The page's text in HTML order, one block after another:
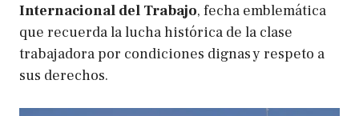
Internacional del Trabajo, fecha emblemática
que recuerda la lucha histórica de la clase
trabajadora por condiciones dignas y respeto a
sus derechos.